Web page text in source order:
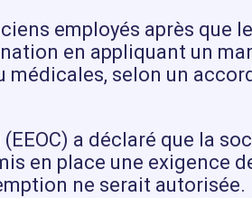
employés après que
en appliquant un
médicales, selon un
a déclaré que la
en place une exigence
ne serait autorisée.